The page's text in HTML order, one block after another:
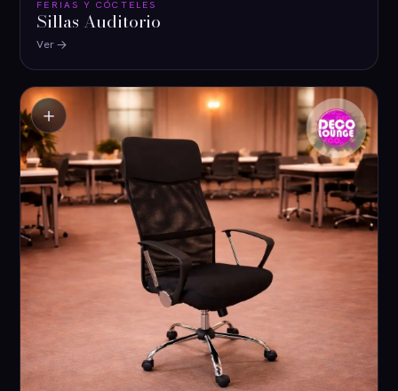
FERIAS Y CÓCTELES
Sillas Auditorio
Ver
＋